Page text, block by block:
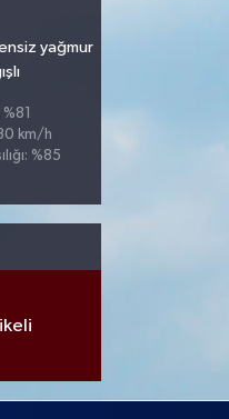
yağmur
km/h
%85